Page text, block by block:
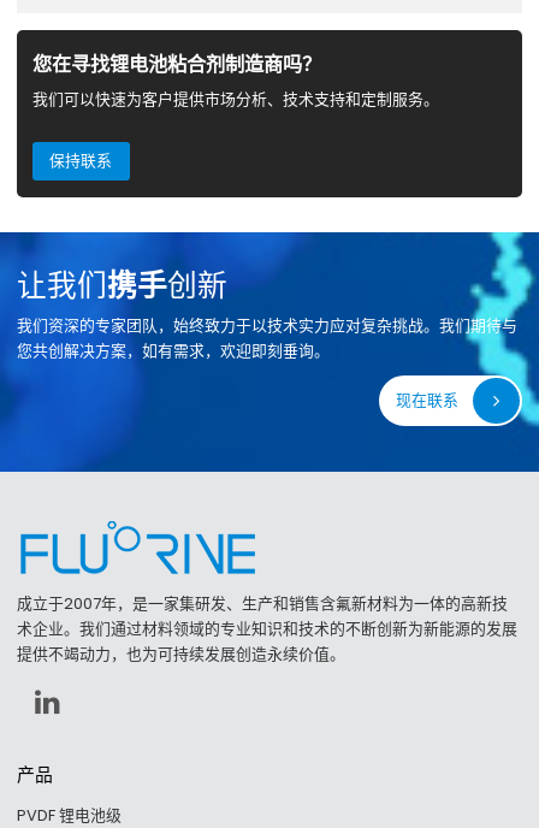
您在寻找锂电池粘合剂制造商吗？
我们可以快速为客户提供市场分析、技术支持和定制服务。
保持联系
让我们携手创新
我们资深的专家团队，始终致力于以技术实力应对复杂挑战。我们期待与
您共创解决方案，如有需求，欢迎即刻垂询。
现在联系
成立于2007年，是一家集研发、生产和销售含氟新材料为一体的高新技
术企业。我们通过材料领域的专业知识和技术的不断创新为新能源的发展
提供不竭动力，也为可持续发展创造永续价值。
产品
PVDF 锂电池级